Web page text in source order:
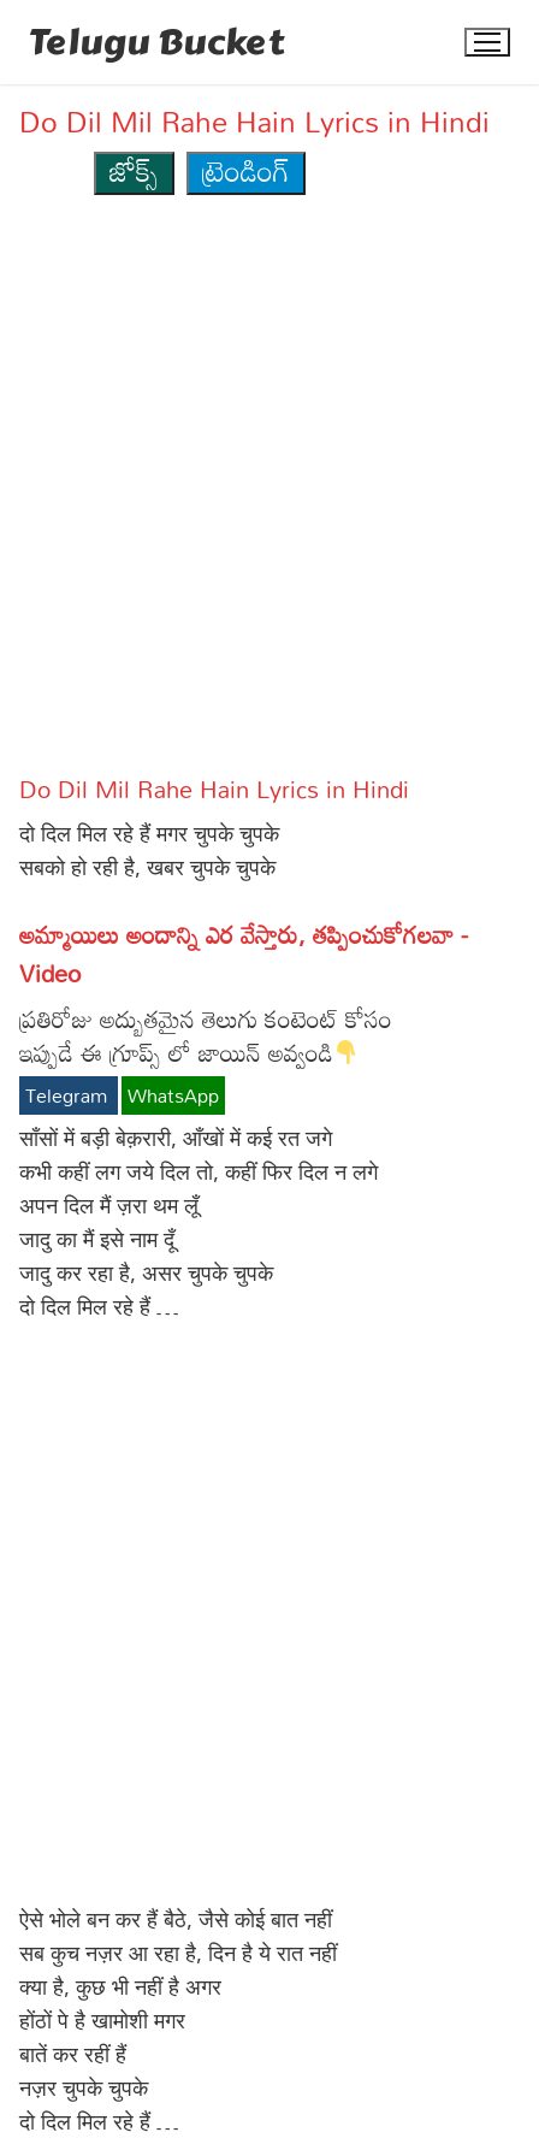
Telugu Bucket
Movie Reviews
Food
Articles
Devotional
Christianity
Hinduism
Hindi
Lyrics in Hindi – Devotional Songs
Lyrics in Hindi – Movie Songs
Tamil
Lyrics in Tamil – Devotional Songs
Lyrics in Tamil – Movie Songs
Kannada
Lyrics in Kannada – Movie Songs
Do Dil Mil Rahe Hain Lyrics in Hindi
జోక్స్
ట్రెండింగ్
Do Dil Mil Rahe Hain Lyrics in Hindi
दो दिल मिल रहे हैं मगर चुपके चुपके
सबको हो रही है, खबर चुपके चुपके
అమ్మాయిలు అందాన్ని ఎర వేస్తారు, తప్పించుకోగలవా -
Video
ప్రతిరోజు అద్బుతమైన తెలుగు కంటెంట్ కోసం
ఇప్పుడే ఈ గ్రూప్స్ లో జాయిన్ అవ్వండి
Telegram WhatsApp
साँसों में बड़ी बेक़रारी, आँखों में कई रत जगे
कभी कहीं लग जये दिल तो, कहीं फिर दिल न लगे
अपन दिल मैं ज़रा थम लूँ
जादु का मैं इसे नाम दूँ
जादु कर रहा है, असर चुपके चुपके
दो दिल मिल रहे हैं …
ऐसे भोले बन कर हैं बैठे, जैसे कोई बात नहीं
सब कुच नज़र आ रहा है, दिन है ये रात नहीं
क्या है, कुछ भी नहीं है अगर
होंठों पे है खामोशी मगर
बातें कर रहीं हैं
नज़र चुपके चुपके
दो दिल मिल रहे हैं …